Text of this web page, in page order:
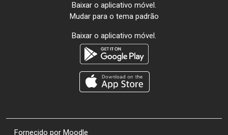
Baixar o aplicativo móvel.
Mudar para o tema padrão
Baixar o aplicativo móvel.
Fornecido por Moodle